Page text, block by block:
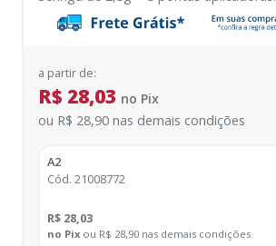
a partir de:
R$ 28,03 no Pix
ou R$ 28,90 nas demais condições
A2
Cód. 21008772
R$ 28,03
no Pix ou R$ 28,90 nas demais condições